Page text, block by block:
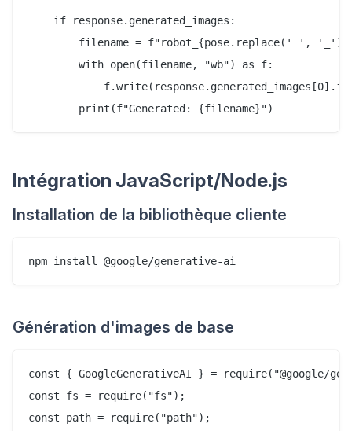
    if response.generated_images:
filename = f"robot_{pose.replace(' ',
        with open(filename, "wb") as f:
Intégration JavaScript/Node.js
Installation de la bibliothèque cliente
Génération d'images de base
const { GoogleGenerativeAI } = require("@google/
const fs = require("fs");
const path = require("path");